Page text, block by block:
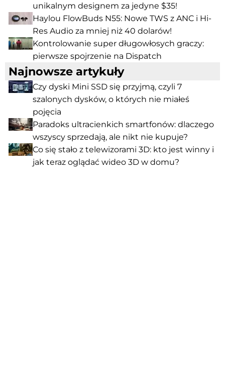
unikalnym designem za jedyne $35!
Haylou FlowBuds N55: Nowe TWS z ANC i Hi-
Res Audio za mniej niż 40 dolarów!
Kontrolowanie super długowłosych graczy:
pierwsze spojrzenie na Dispatch
Najnowsze artykuły
Czy dyski Mini SSD się przyjmą, czyli 7
szalonych dysków, o których nie miałeś
pojęcia
Paradoks ultracienkich smartfonów: dlaczego
wszyscy sprzedają, ale nikt nie kupuje?
Co się stało z telewizorami 3D: kto jest winny i
jak teraz oglądać wideo 3D w domu?